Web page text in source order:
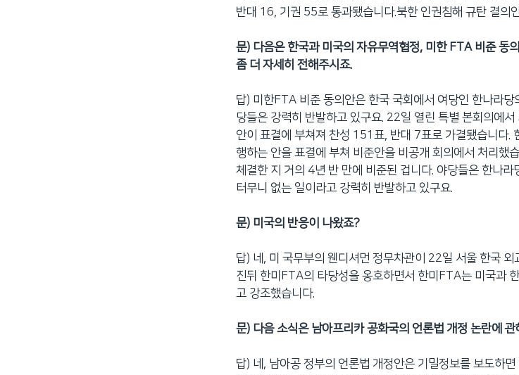
반대 16, 기권 55로 통과됐습니다.북한 인권침해 규탄 결의
문) 다음은 한국과 미국의 자유무역협정, 미한 FTA 비준 동
좀 더 자세히 전해주시죠.
답) 미한FTA 비준 동의안은 한국 국회에서 여당인 한나라
당들은 강력히 반발하고 있구요. 22일 열린 특별 본회의에
안이 표결에 부쳐져 찬성 151표, 반대 7표로 가결됐습니다.
행하는 안을 표결에 부쳐 비준안을 비공개 회의에서 처리했
체결한 지 거의 4년 반 만에 비준된 겁니다. 야당들은 한나
터무니 없는 일이라고 강력히 반발하고 있구요.
문) 미국의 반응이 나왔죠?
답) 네, 미 국무부의 웬디셔먼 정무차관이 22일 서울 한국
진뒤 한미FTA의 타당성을 옹호하면서 한미FTA는 미국과
고 강조했습니다.
문) 다음 소식은 남아프리카 공화국의 언론법 개정 논란에 관
답) 네, 남아공 정부의 언론법 개정안은 기밀정보를 보도하